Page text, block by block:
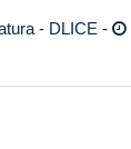
- DLICE -